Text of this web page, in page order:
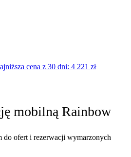
cena z 30 dni: 4 221 zł
mobilną Rainbow
do ofert i rezerwacji wymarzonych